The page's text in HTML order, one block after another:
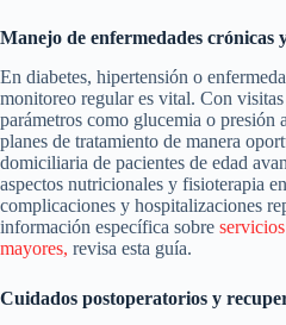
Manejo de enfermedades crónicas
En diabetes, hipertensión o
monitoreo regular es vital. Con
parámetros como glucemia o presión
planes de tratamiento de manera
domiciliaria de pacientes de edad
aspectos nutricionales y fisioterapia
complicaciones y hospitalizaciones
información específica sobre
mayores, revisa esta guía.
Cuidados postoperatorios y